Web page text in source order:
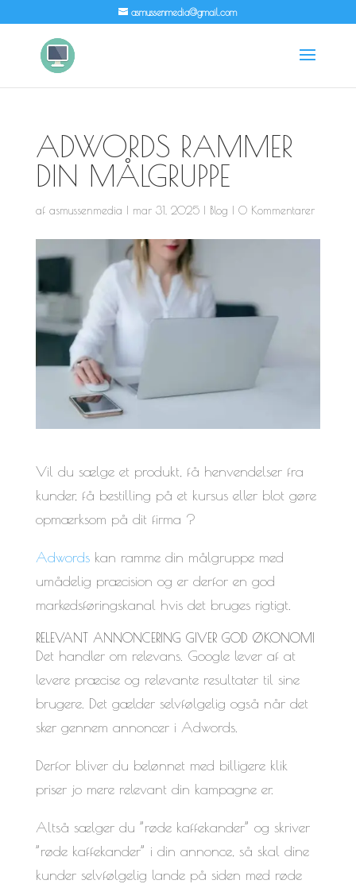
asmussenmedia@gmail.com
ADWORDS RAMMER
DIN MÅLGRUPPE
af asmussenmedia mar 31, 2025| Blog 0 Kommentarer
Vil du sælge et produkt, få henvendelser fra
kunder, få bestilling på et kursus eller blot gøre
opmærksom på dit firma ?
Adwordskan ramme din målgruppe med
umådelig præcision og er derfor en god
markedsføringskanal hvis det bruges rigtigt.
RELEVANT ANNONCERING GIVER GOD ØKONOMI
Det handler om relevans. Google lever af at
levere præcise og relevante resultater til sine
brugere. Det gælder selvfølgelig også når det
sker gennem annoncer i Adwords.
Derfor bliver du belønnet med billigere klik
priser jo mere relevant din kampagne er.
Altså sælger du ”røde kaffekander” og skriver
”røde kaffekander” i din annonce, så skal dine
kunder selvfølgelig lande på siden med røde